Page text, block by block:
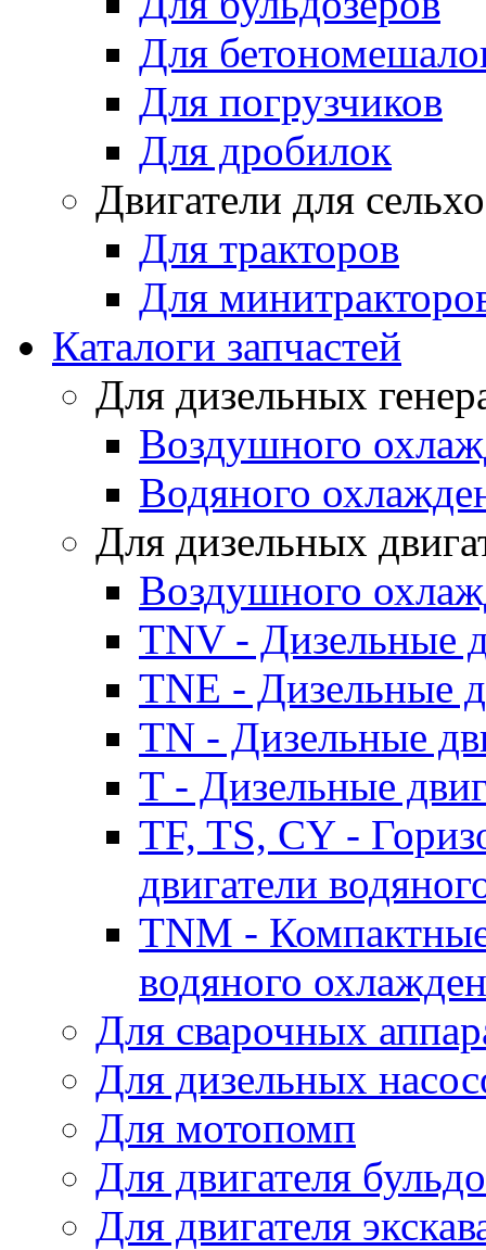
Для
Для погрузчиков
Для дробилок
Двигатели для
Для тракторов
Для
Каталоги запчастей
Для дизельных
Воздушного
Водяного
Для дизельных
Воздушного
TNV - Дизельные
TNE - Дизельные
TN - Дизельные
T - Дизельные
TF, TS, CY -
двигатели
TNM -
водяного
Для сварочных
Для дизельных
Для мотопомп
Для двигателя
Для двигателя